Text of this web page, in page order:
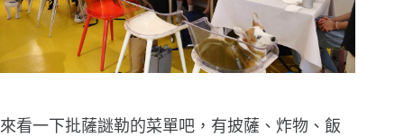
來看一下批薩謎勒的菜單吧，有披薩、炸物、飯